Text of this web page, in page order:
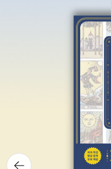
뇌 회로가 활성화된다. 그
두드린 뒤 다시 자리에 누
서 끌어내리기 위한 방법들
은 시신경교차상핵에 있는
서의 위계질서를 곰곰이 생
스토스테론과 코르티솔 수
다는 연구 결과가 있다. 남
하거나 감소할 수 있다. 과
한 가정생활이 남자의 폭력
뒤로가